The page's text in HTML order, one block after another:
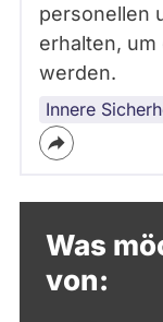
personellen
erhalten,
werden.
Innere
Was
von: